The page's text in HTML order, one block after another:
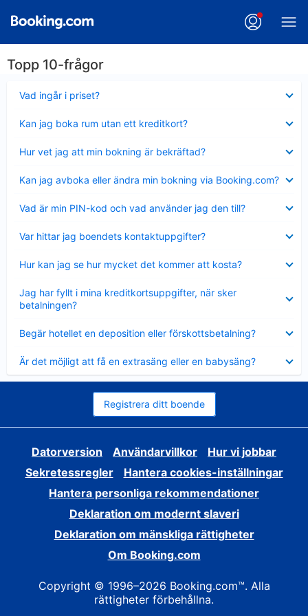
Topp 10-frågor
Vad ingår i priset?
mindre
Kan jag boka rum utan ett kreditkort?
mindre
Hur vet jag att min bokning är bekräftad?
mindre
Kan jag avboka eller ändra min bokning via Booking.com?
mindre
Vad är min PIN-kod och vad använder jag den till?
mindre
Var hittar jag boendets kontaktuppgifter?
mindre
Hur kan jag se hur mycket det kommer att kosta?
mindre
Jag har fyllt i mina kreditkortsuppgifter, när sker
betalningen?
mindre
Begär hotellet en deposition eller förskottsbetalning?
mindre
Är det möjligt att få en extrasäng eller en babysäng?
mindre
Registrera ditt boende
Datorversion Användarvillkor
Hur vi jobbar
Sekretessregler
Hantera cookies-inställningar
Hantera personliga rekommendationer
Deklaration om modernt slaveri
Deklaration om mänskliga rättigheter
Om Booking.com
Copyright © 1996–2026 Booking.com™. Alla
rättigheter förbehållna.